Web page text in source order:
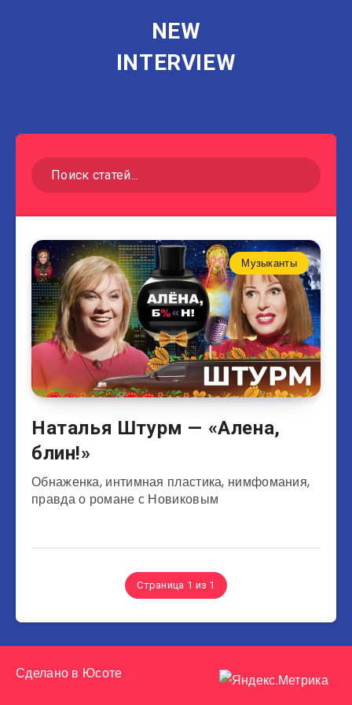
NEW
INTERVIEW
Музыканты
Наталья Штурм — «Алена,
блин!»
Обнаженка, интимная пластика, нимфомания,
правда о романе с Новиковым
Страница 1 из 1
Сделано в Юсоте